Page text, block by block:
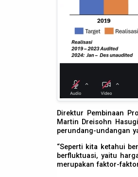
Direktur Pembinaan
Martin Dreisohn
perundang-undangan
“Seperti kita ketahui
berfluktuasi, yaitu
merupakan faktor-